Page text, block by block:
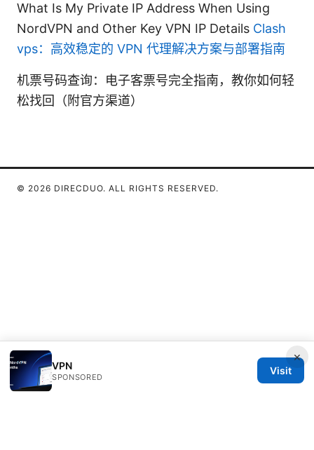
What Is My Private IP Address When Using
NordVPN and Other Key VPN IP Details Clash
vps：高效稳定的 VPN 代理解决方案与部署指南
机票号码查询：电子客票号完全指南，教你如何轻
松找回（附官方渠道）
×
VPN
SPONSORED
Visit
© 2026 DIRECDUO. ALL RIGHTS RESERVED.